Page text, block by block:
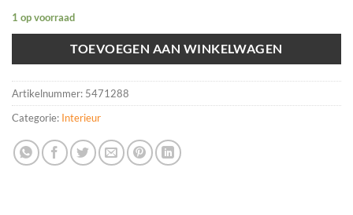
1 op voorraad
TOEVOEGEN AAN WINKELWAGEN
Artikelnummer: 5471288
Categorie: Interieur